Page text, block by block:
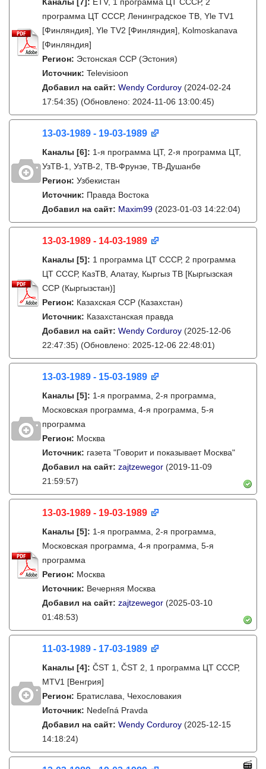
программа ЦТ СССР, Ленинградское ТВ, Yle TV1
[Финляндия], Yle TV2 [Финляндия], Kolmoskanava
[Финляндия]
Регион: Эстонская ССР (Эстония)
Источник: Televisioon
Добавил на сайт: Wendy Corduroy (2024-02-24
17:54:35) (Обновлено: 2024-11-06 13:00:45)
13-03-1989 - 19-03-1989
Каналы [6]: 1-я программа ЦТ, 2-я программа ЦТ,
УзТВ-1, УзТВ-2, ТВ-Фрунзе, ТВ-Душанбе
Регион: Узбекистан
Источник: Правда Востока
Добавил на сайт: Maxim99 (2023-01-03 14:22:04)
13-03-1989 - 14-03-1989
Каналы [5]: 1 программа ЦТ СССР, 2 программа
ЦТ СССР, КазТВ, Алатау, Кыргыз ТВ [Кыргызская
ССР (Кыргызстан)]
Регион: Казахская ССР (Казахстан)
Источник: Казахстанская правда
Добавил на сайт: Wendy Corduroy (2025-12-06
22:47:35) (Обновлено: 2025-12-06 22:48:01)
13-03-1989 - 15-03-1989
Каналы [5]: 1-я программа, 2-я программа,
Московская программа, 4-я программа, 5-я
программа
Регион: Москва
Источник: газета "Говорит и показывает Москва"
Добавил на сайт: zajtzewegor (2019-11-09
21:59:57)
13-03-1989 - 19-03-1989
Каналы [5]: 1-я программа, 2-я программа,
Московская программа, 4-я программа, 5-я
программа
Регион: Москва
Источник: Вечерняя Москва
Добавил на сайт: zajtzewegor (2025-03-10
01:48:53)
11-03-1989 - 17-03-1989
Каналы [4]: ČST 1, ČST 2, 1 программа ЦТ СССР,
MTV1 [Венгрия]
Регион: Братислава, Чехословакия
Источник: Nedeľná Pravda
Добавил на сайт: Wendy Corduroy (2025-12-15
14:18:24)